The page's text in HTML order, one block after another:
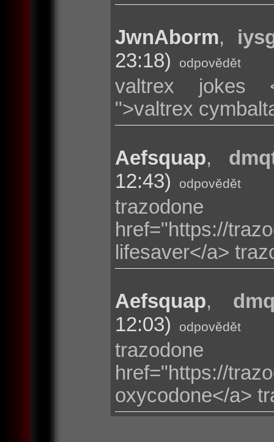
JwnAborm,
23:18)
odpovědět
valtrex jokes
">valtrex
Aefsquap,
12:43)
odpovědět
href="https://
lifesaver</a>
Aefsquap,
12:03)
odpovědět
href="https://
oxycodone</a>